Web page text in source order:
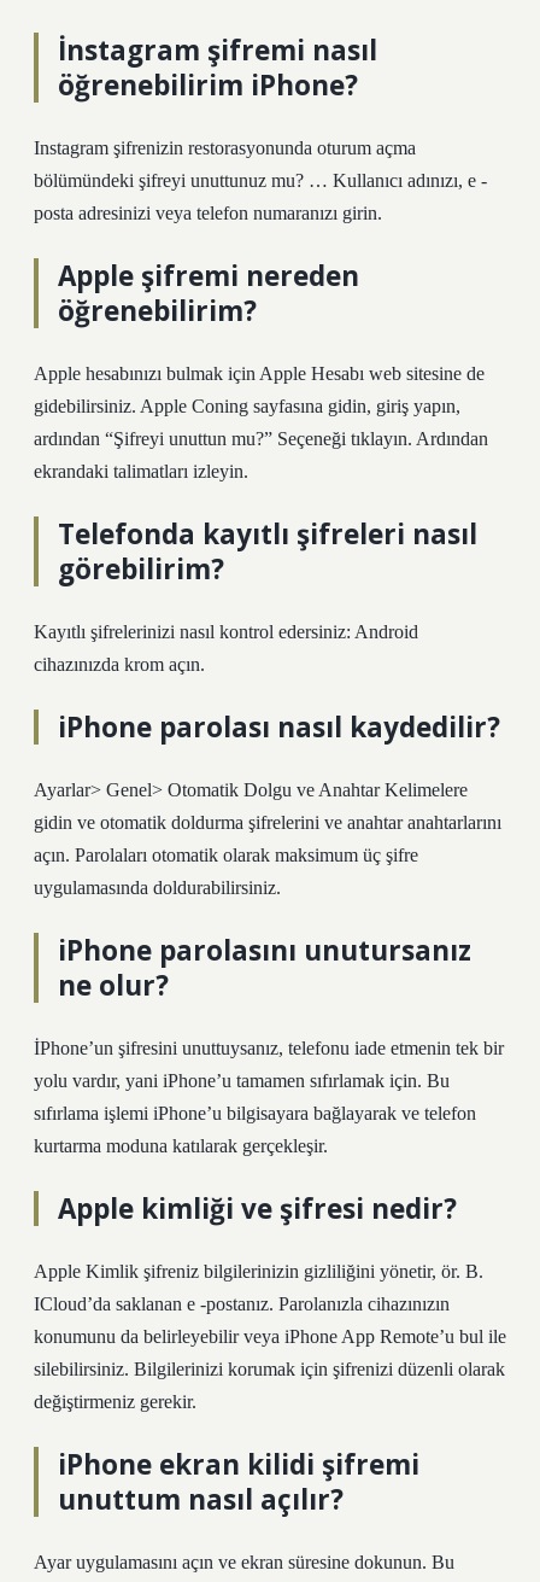
İnstagram şifremi nasıl
öğrenebilirim iPhone?
Instagram şifrenizin restorasyonunda oturum açma
bölümündeki şifreyi unuttunuz mu? … Kullanıcı adınızı, e -
posta adresinizi veya telefon numaranızı girin.
Apple şifremi nereden
öğrenebilirim?
Apple hesabınızı bulmak için Apple Hesabı web sitesine de
gidebilirsiniz. Apple Coning sayfasına gidin, giriş yapın,
ardından “Şifreyi unuttun mu?” Seçeneği tıklayın. Ardından
ekrandaki talimatları izleyin.
Telefonda kayıtlı şifreleri nasıl
görebilirim?
Kayıtlı şifrelerinizi nasıl kontrol edersiniz: Android
cihazınızda krom açın.
iPhone parolası nasıl kaydedilir?
Ayarlar> Genel> Otomatik Dolgu ve Anahtar Kelimelere
gidin ve otomatik doldurma şifrelerini ve anahtar anahtarlarını
açın. Parolaları otomatik olarak maksimum üç şifre
uygulamasında doldurabilirsiniz.
iPhone parolasını unutursanız
ne olur?
İPhone’un şifresini unuttuysanız, telefonu iade etmenin tek bir
yolu vardır, yani iPhone’u tamamen sıfırlamak için. Bu
sıfırlama işlemi iPhone’u bilgisayara bağlayarak ve telefon
kurtarma moduna katılarak gerçekleşir.
Apple kimliği ve şifresi nedir?
Apple Kimlik şifreniz bilgilerinizin gizliliğini yönetir, ör. B.
ICloud’da saklanan e -postanız. Parolanızla cihazınızın
konumunu da belirleyebilir veya iPhone App Remote’u bul ile
silebilirsiniz. Bilgilerinizi korumak için şifrenizi düzenli olarak
değiştirmeniz gerekir.
iPhone ekran kilidi şifremi
unuttum nasıl açılır?
Ayar uygulamasını açın ve ekran süresine dokunun. Bu